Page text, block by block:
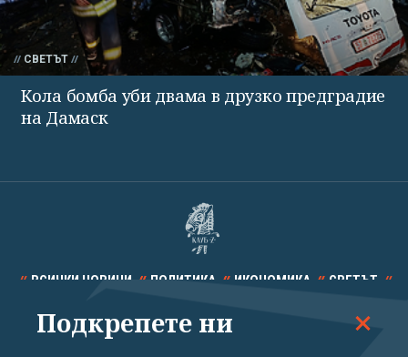
СВЕТЪТ
Кола бомба уби двама в друзко предградие
на Дамаск
ВСИЧКИ НОВИНИ ПОЛИТИКА ИКОНОМИКА СВЕТЪТ
СПОРТ КУЛТУРА ТЕХНОЛОГИИ КАЛЕЙДОСКОП
Подкрепете ни